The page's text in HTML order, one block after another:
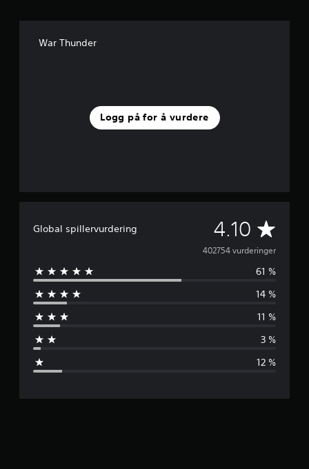
War Thunder
Logg på for å vurdere
Global spillervurdering 4.10 G
j
e
n
o
s
402754 vurderinger
61 %
14 %
11 %
3 %
12 %